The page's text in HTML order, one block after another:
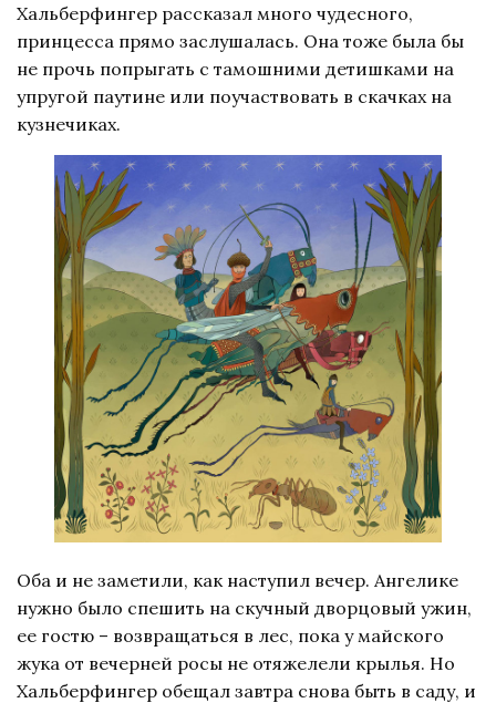
Хальберфингер рассказал много чудесного,
принцесса прямо заслушалась. Она тоже была бы
не прочь попрыгать с тамошними детишками на
упругой паутине или поучаствовать в скачках на
кузнечиках.
Оба и не заметили, как наступил вечер. Ангелике
нужно было спешить на скучный дворцовый ужин,
ее гостю – возвращаться в лес, пока у майского
жука от вечерней росы не отяжелели крылья. Но
Хальберфингер обещал завтра снова быть в саду, и